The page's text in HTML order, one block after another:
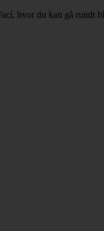
hvor du kan gå rundt